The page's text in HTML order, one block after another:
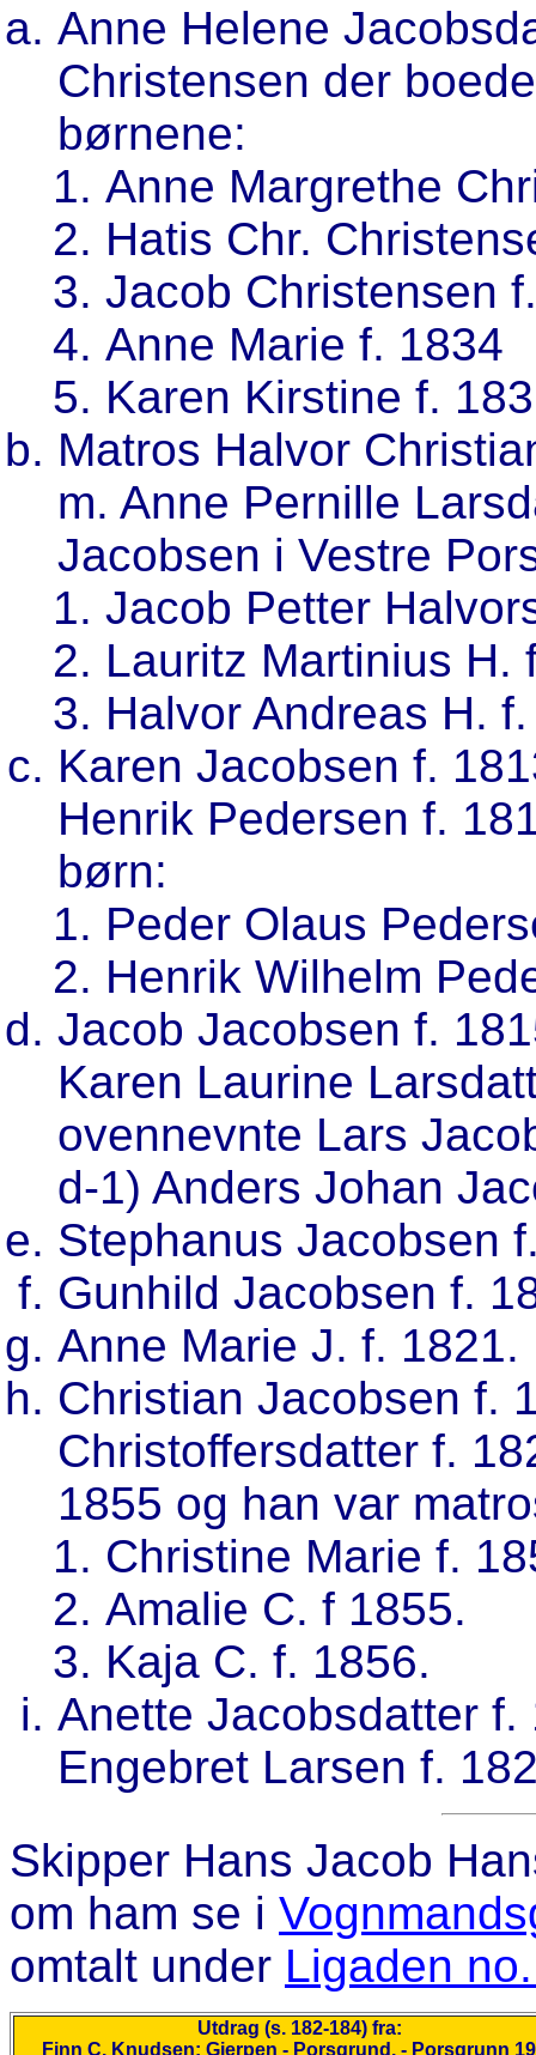
Anne Helene
Christensen der
børnene:
Anne Margrethe
Hatis Chr.
Jacob Christensen
Anne Marie f. 1834
Karen Kirstine f.
Matros Halvor
m. Anne Pernille
Jacobsen i Vestre
Jacob Petter
Lauritz Martinius H.
Halvor Andreas H.
Karen Jacobsen f.
Henrik Pedersen f.
børn:
Peder Olaus
Henrik Wilhelm
Jacob Jacobsen f.
Karen Laurine
ovennevnte Lars
d-1) Anders Johan
Stephanus Jacobsen
Gunhild Jacobsen f.
Anne Marie J. f. 1821.
Christian Jacobsen f.
Christoffersdatter f.
1855 og han var
Christine Marie f.
Amalie C. f 1855.
Kaja C. f. 1856.
Anette Jacobsdatter
Engebret Larsen f.
Skipper Hans Jacob
om ham se i
omtalt under Ligaden
Utdrag (s. 182-184) fra:
Finn C. Knudsen: Gjerpen - Porsgrund. - Porsgrunn